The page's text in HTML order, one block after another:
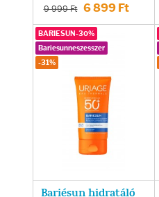
9 999 Ft 6 899 Ft
Bariésun hidratáló
BARIESUN-30%
Bariesunneszesszer
-31%